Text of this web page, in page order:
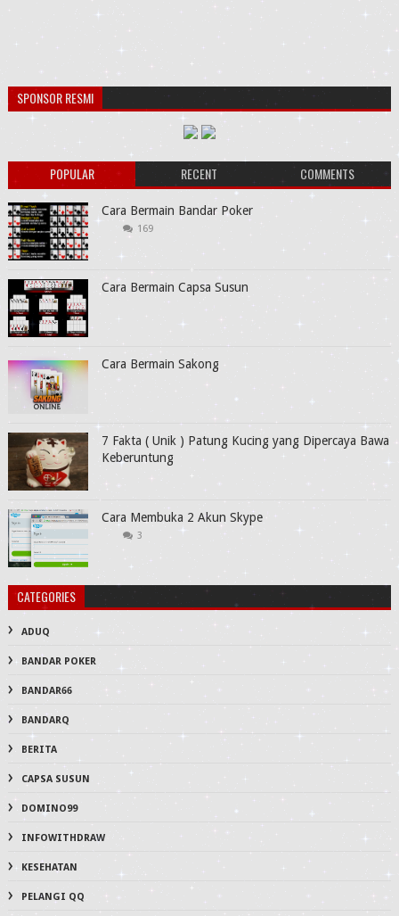
SPONSOR RESMI
POPULAR RECENT COMMENTS
Cara Bermain Bandar Poker
169
Cara Bermain Capsa Susun
Cara Bermain Sakong
7 Fakta ( Unik ) Patung Kucing yang Dipercaya Bawa
Keberuntung
Cara Membuka 2 Akun Skype
3
CATEGORIES
ADUQ
BANDAR POKER
BANDAR66
BANDARQ
BERITA
CAPSA SUSUN
DOMINO99
INFOWITHDRAW
KESEHATAN
PELANGI QQ